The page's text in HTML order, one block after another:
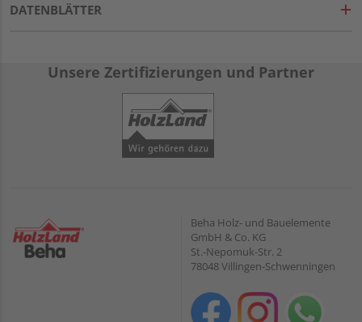
DATENBLÄTTER
Unsere Zertifizierungen und Partner
Beha Holz- und Bauelemente
GmbH & Co. KG
St.-Nepomuk-Str. 2
78048 Villingen-Schwenningen